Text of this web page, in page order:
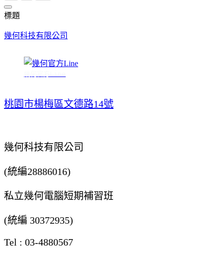
標題
幾何科技有限公司
桃園市楊梅區文德路14號
幾何科技有限公司
(統編28886016)
私立幾何電腦短期補習班
(統編 30372935)
Tel : 03-4880567